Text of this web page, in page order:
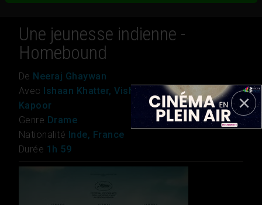
Une jeunesse indienne -
Homebound
De Neeraj Ghaywan
Avec
Ishaan Khatter, Vishal Jethwa, Janhvi
Kapoor
Genre Drame
Nationalité Inde, France
Durée 1h 59